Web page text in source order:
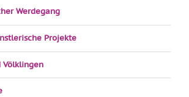
Werdegang
Projekte
Völklingen